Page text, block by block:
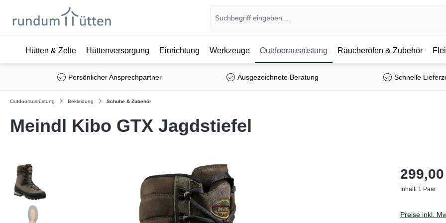
Zur Hauptnavigation springen
Hütten & Zelte Hüttenversorgung Einrichtung Werkzeuge Outdoorausrüstung Räucheröfen & Zubehör
Persönlicher Ansprechpartner Ausgezeichnete Beratung Schnelle
Outdoorausrüstung Bekleidung Schuhe & Zubehör
Meindl Kibo GTX Jagdstiefel
Inhalt: 1 Paar
Preise inkl.